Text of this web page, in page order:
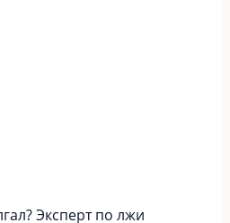
Эксперт по лжи